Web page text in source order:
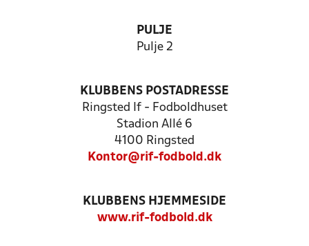
PULJE
Pulje 2
KLUBBENS POSTADRESSE
Ringsted If - Fodboldhuset
Stadion Allé 6
4100 Ringsted
Kontor@rif-fodbold.dk
KLUBBENS HJEMMESIDE
www.rif-fodbold.dk